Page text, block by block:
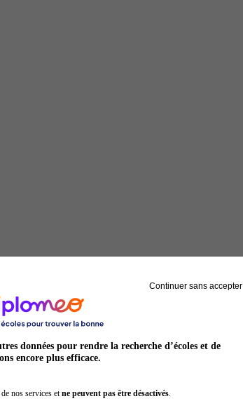
Continuer sans accepter
données pour rendre la recherche d’écoles et de
encore plus efficace.
nos services et ne peuvent pas être désactivés.